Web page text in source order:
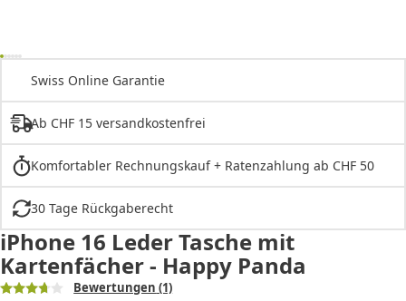
Swiss Online Garantie
Ab CHF 15 versandkostenfrei
Komfortabler Rechnungskauf + Ratenzahlung ab CHF 50
30 Tage Rückgaberecht
iPhone 16 Leder Tasche mit
Kartenfächer - Happy Panda
Bewertungen (1)